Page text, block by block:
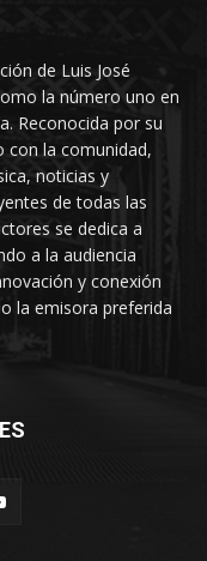
de Luis José
la número uno en
Reconocida por su
con la comunidad,
noticias y
de todas las
se dedica a
a la audiencia
y conexión
la emisora preferida